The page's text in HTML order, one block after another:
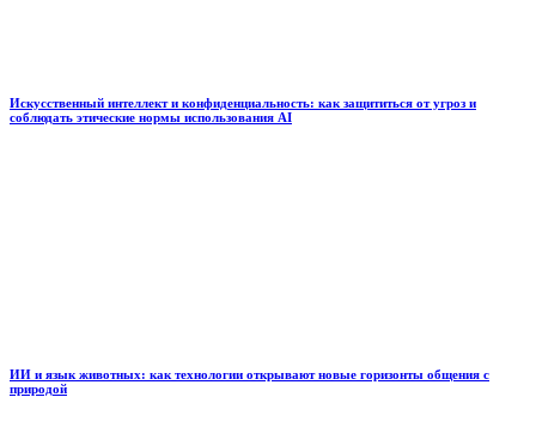
Искусственный интеллект и конфиденциальность: как защититься от угроз и
соблюдать этические нормы использования AI
ИИ и язык животных: как технологии открывают новые горизонты общения с
природой